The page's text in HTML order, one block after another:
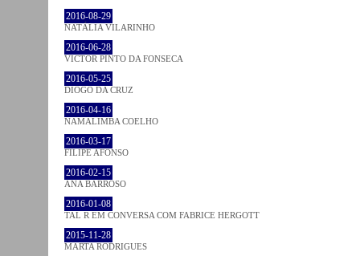
2016-08-29
NATÁLIA VILARINHO
2016-06-28
VICTOR PINTO DA FONSECA
2016-05-25
DIOGO DA CRUZ
2016-04-16
NAMALIMBA COELHO
2016-03-17
FILIPE AFONSO
2016-02-15
ANA BARROSO
2016-01-08
TAL R EM CONVERSA COM FABRICE HERGOTT
2015-11-28
MARTA RODRIGUES